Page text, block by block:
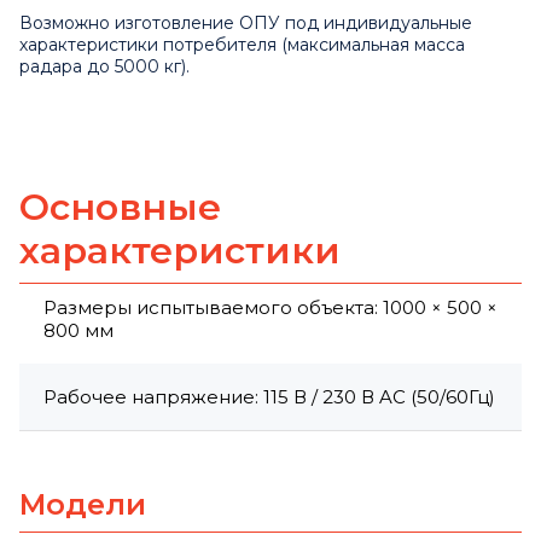
Возможно изготовление ОПУ под индивидуальные
характеристики потребителя (максимальная масса
радара до 5000 кг).
Основные
характеристики
Размеры испытываемого объекта: 1000 × 500 ×
800 мм
Рабочее напряжение: 115 В / 230 В AC (50/60Гц)
Модели